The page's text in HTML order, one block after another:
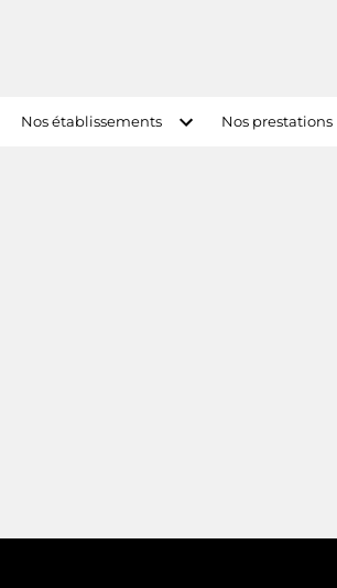
Nos établissements Nos prestations